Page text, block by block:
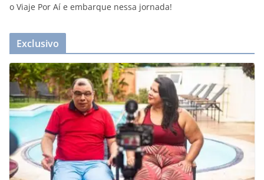
o Viaje Por Aí e embarque nessa jornada!
Exclusivo